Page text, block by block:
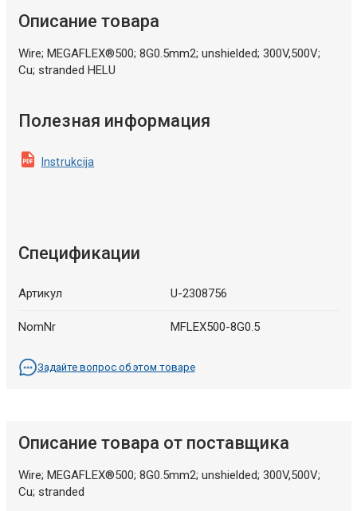
Описание товара
Wire; MEGAFLEX®500; 8G0.5mm2; unshielded; 300V,500V;
Cu; stranded HELU
Полезная информация
Instrukcija
Спецификации
Артикул U-2308756
NomNr MFLEX500-8G0.5
Задайте вопрос об этом товаре
Описание товара от поставщика
Wire; MEGAFLEX®500; 8G0.5mm2; unshielded; 300V,500V;
Cu; stranded